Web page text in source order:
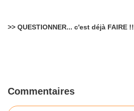
>> QUESTIONNER... c'est déjà FAIRE !!
Commentaires